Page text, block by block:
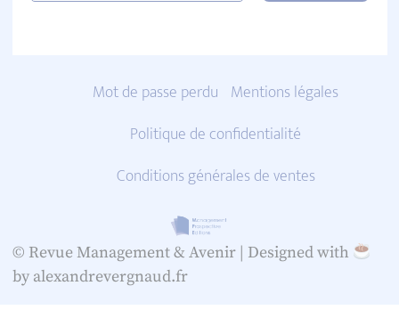
Mot de passe perdu Mentions légales
Politique de confidentialité
Conditions générales de ventes
© Revue Management & Avenir | Designed with
by alexandrevergnaud.fr